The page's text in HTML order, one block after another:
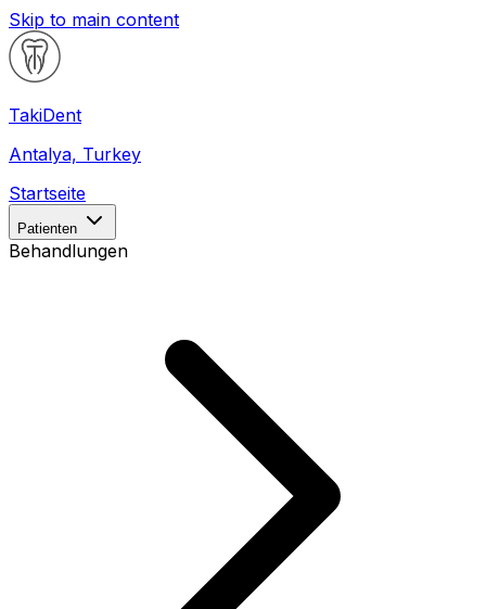
Skip to main content
TakiDent
Antalya, Turkey
Startseite
Patienten
Behandlungen